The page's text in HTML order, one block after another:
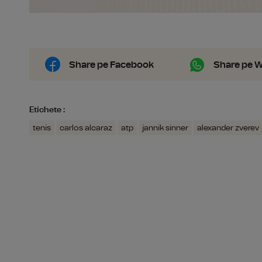
Share pe Facebook Share pe
Etichete :
tenis carlos alcaraz atp jannik sinner alexander zverev